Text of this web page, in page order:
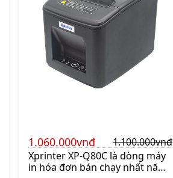
1.060.000vnđ
1.100.000vnđ
Xprinter XP-Q80C là dòng máy
in hóa đơn bán chạy nhất năm